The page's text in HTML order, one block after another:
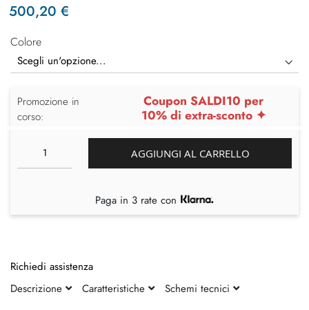
500,20 €
Colore
Promozione in
corso:
Coupon SALDI10 per
10% di extra-sconto ✦
AGGIUNGI AL CARRELLO
Paga in 3 rate con
Richiedi assistenza
Descrizione
Caratteristiche Schemi tecnici